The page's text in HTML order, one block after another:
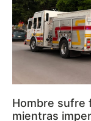
Hombre sufre
mientras